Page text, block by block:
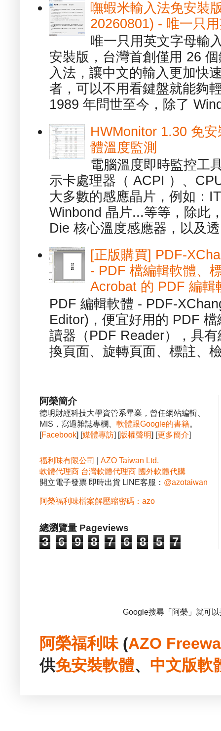
嘸蝦米輸入法免安裝
20260801) - 唯一只
唯一只用英文字母輸
安裝版，台灣首創僅用 26
入法，讓中文的輸入更加快
者，可以不用看鍵盤就能夠
1989 年問世至今，除了
HWMonitor 1.30 免
體溫度監測
電腦溫度即時監控工
示卡處理器（ ACPI ）、
大多數的感應晶片，例如：
Winbond 晶片...等等，除此
Die 核心溫度感應器，以及
[正版購買] PDF-
- PDF 檔編輯軟體、
Acrobat 的 PDF 編輯
PDF 編輯軟體 - PDF-
Editor)，便宜好用的 PDF
讀器（PDF Reader），具
換頁面、旋轉頁面、標註、
阿榮簡介
德明財經科技大學資管系畢業，曾任網站編輯、
MIS，寫過雜誌專欄、 軟體跟Google的書籍。
[Facebook] [媒體專訪] [版權聲明] [更多簡介]
福利味有限公司
AZO Taiwan Ltd.
軟體代理商 台灣軟體代理商 國外軟體代購
開立電子發票 即時出貨 LINE客服： @azotaiwan
阿榮福利味檔案解壓縮密碼：azo
總瀏覽量 Pageviews
3 6 9 8 7 6 8 5 7
Google搜尋「阿榮」就可
阿榮福利味(AZO
供免安裝軟體、 中文版軟